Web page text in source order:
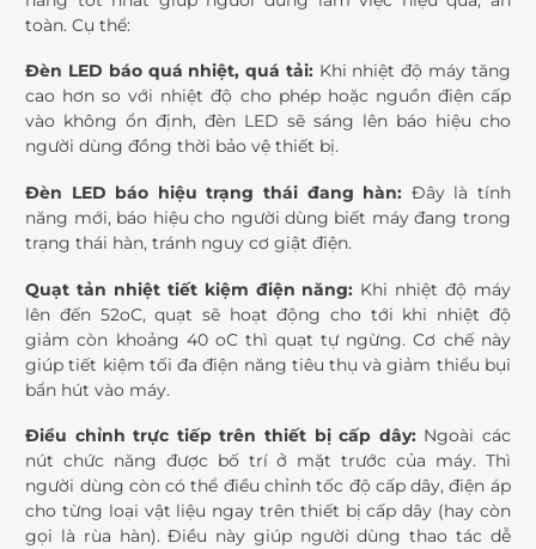
toàn. Cụ thể:
Đèn LED báo quá nhiệt, quá tải: Khi nhiệt độ máy tăng
cao hơn so với nhiệt độ cho phép hoặc nguồn điện cấp
vào không ổn định, đèn LED sẽ sáng lên báo hiệu cho
người dùng đồng thời bảo vệ thiết bị.
Đèn LED báo hiệu trạng thái đang hàn: Đây là tính
năng mới, báo hiệu cho người dùng biết máy đang trong
trạng thái hàn, tránh nguy cơ giật điện.
Quạt tản nhiệt tiết kiệm điện năng: Khi nhiệt độ máy
lên đến 52oC, quạt sẽ hoạt động cho tới khi nhiệt độ
giảm còn khoảng 40 oC thì quạt tự ngừng. Cơ chế này
giúp tiết kiệm tối đa điện năng tiêu thụ và giảm thiểu bụi
bẩn hút vào máy.
Điều chỉnh trực tiếp trên thiết bị cấp dây: Ngoài các
nút chức năng được bố trí ở mặt trước của máy. Thì
người dùng còn có thể điều chỉnh tốc độ cấp dây, điện áp
cho từng loại vật liệu ngay trên thiết bị cấp dây (hay còn
gọi là rùa hàn). Điều này giúp người dùng thao tác dễ